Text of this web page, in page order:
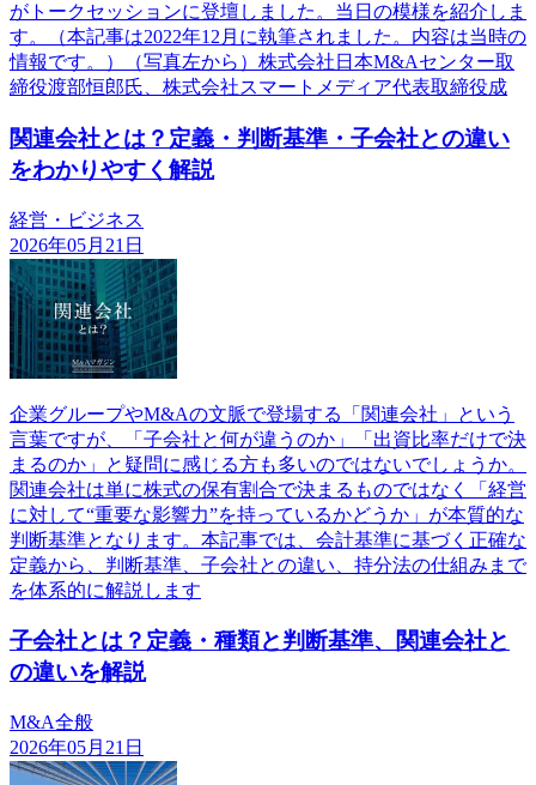
がトークセッションに登壇しました。当日の模様を紹介しま
す。（本記事は2022年12月に執筆されました。内容は当時の
情報です。）（写真左から）株式会社日本M&Aセンター取
締役渡部恒郎氏、株式会社スマートメディア代表取締役成
関連会社とは？定義・判断基準・子会社との違い
をわかりやすく解説
経営・ビジネス
2026年05月21日
企業グループやM&Aの文脈で登場する「関連会社」という
言葉ですが、「子会社と何が違うのか」「出資比率だけで決
まるのか」と疑問に感じる方も多いのではないでしょうか。
関連会社は単に株式の保有割合で決まるものではなく「経営
に対して“重要な影響力”を持っているかどうか」が本質的な
判断基準となります。本記事では、会計基準に基づく正確な
定義から、判断基準、子会社との違い、持分法の仕組みまで
を体系的に解説します
子会社とは？定義・種類と判断基準、関連会社と
の違いを解説
M&A全般
2026年05月21日